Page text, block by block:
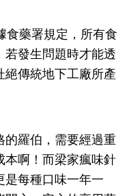
食藥署規定，所有食
若發生問題時才能透
絕傳統地下工廠所產
的羅伯，需要經過重
本啊！而梁家瘋味針
是每種口味一年一